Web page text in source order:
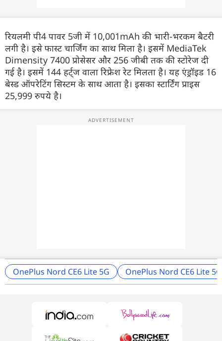
रियलमी पी4 पावर 5जी में 10,001mAh की भारी-भरकम बैटरी
लगी है। इसे फास्ट चार्जिंग का साथ मिला है। इसमें MediaTek
Dimensity 7400 प्रोसेसर और 256 जीबी तक की स्टोरेज दी
गई है। इसमें 144 हर्ट्ज वाला रिफ्रेश रेट मिलता है। यह एंड्रॉइड 16
बेस्ड ऑपरेटिंग सिस्टम के साथ आता है। इसका स्टार्टिंग प्राइस
25,999 रुपये है।
OnePlus Nord CE6 Lite 5G OnePlus Nord CE6 Lite